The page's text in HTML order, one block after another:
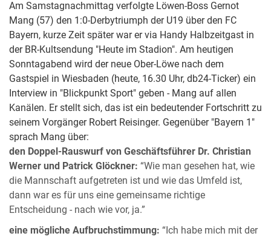
Am Samstagnachmittag verfolgte Löwen-Boss Gernot
Mang (57) den 1:0-Derbytriumph der U19 über den FC
Bayern, kurze Zeit später war er via Handy Halbzeitgast in
der BR-Kultsendung "Heute im Stadion". Am heutigen
Sonntagabend wird der neue Ober-Löwe nach dem
Gastspiel in Wiesbaden (heute, 16.30 Uhr, db24-Ticker) ein
Interview in "Blickpunkt Sport" geben - Mang auf allen
Kanälen. Er stellt sich, das ist ein bedeutender Fortschritt zu
seinem Vorgänger Robert Reisinger. Gegenüber "Bayern 1"
sprach Mang über:
den Doppel-Rauswurf von Geschäftsführer Dr. Christian
Werner und Patrick Glöckner: “Wie man gesehen hat, wie
die Mannschaft aufgetreten ist und wie das Umfeld ist,
dann war es für uns eine gemeinsame richtige
Entscheidung - nach wie vor, ja.”
eine mögliche Aufbruchstimmung: “Ich habe mich mit der